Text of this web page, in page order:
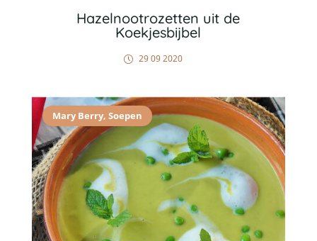
Hazelnootrozetten uit de
Koekjesbijbel
29 09 2020
Mary Berry, Soepen